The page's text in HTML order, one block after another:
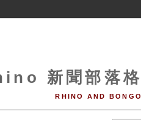
新聞部落格
RHINO AND BONGO